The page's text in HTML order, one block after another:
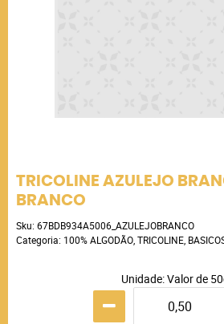
TRICOLINE AZULEJO
BRANCO
Sku: 67BDB934A5006_AZULEJOBRANCO
Categoria: 100% ALGODÃO TRICOLINE
Unidade: Valor de